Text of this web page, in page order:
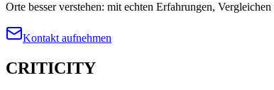
Orte besser verstehen: mit echten Erfahrungen,
Kontakt aufnehmen
CRITICITY